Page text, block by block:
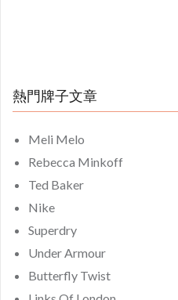
熱門牌子文章
Meli Melo
Rebecca Minkoff
Ted Baker
Nike
Superdry
Under Armour
Butterfly Twist